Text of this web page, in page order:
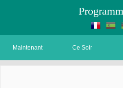
Maintenant Ce Soir